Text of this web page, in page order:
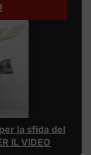
la sfida del
IL VIDEO